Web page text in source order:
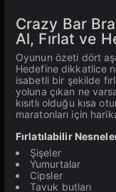
Crazy Bar
Al, Fırlat ve
Oyunun özeti dört
Hedefine dikkatlice
isabetli bir şekilde
yoluna çıkan ne
kısıtlı olduğu kısa
maratonları için
Fırlatılabilir
Şişeler
Yumurtalar
Cipsler
Tavuk butları